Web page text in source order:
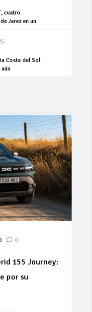
cuatro
Jerez en un
Costa del Sol
aún
0
155 Journey:
por su